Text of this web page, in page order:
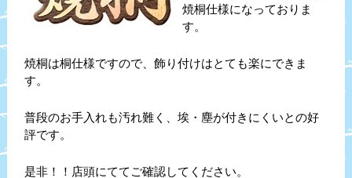
焼桐仕様になっておりま
す。
焼桐は桐仕様ですので、飾り付けはとても楽にできま
す。
普段のお手入れも汚れ難く、埃・塵が付きにくいとの好
評です。
是非！！店頭にててご確認してください。